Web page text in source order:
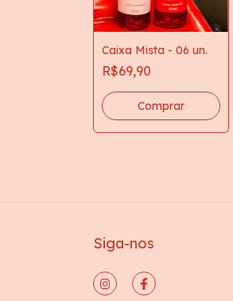
Caixa Mista - 06 un.
R$69,90
Siga-nos